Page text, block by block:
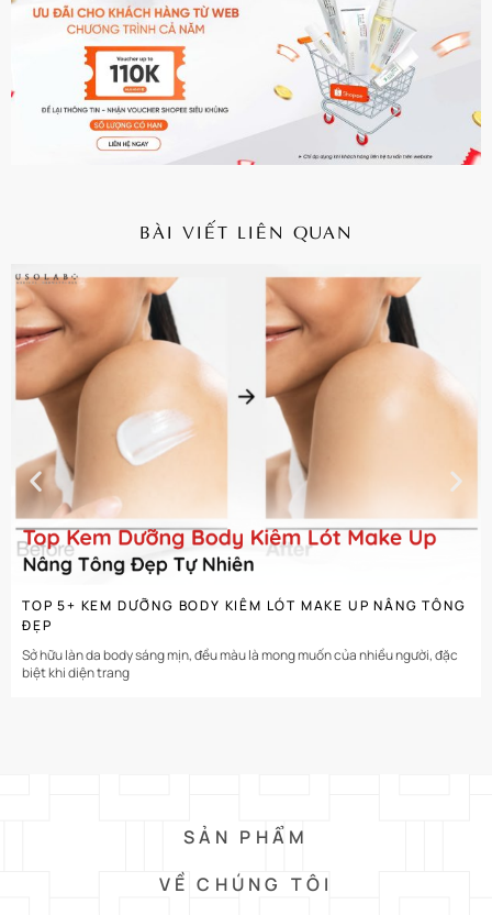
BÀI VIẾT LIÊN QUAN
TOP 5+ KEM DƯỠNG BODY KIÊM LÓT MAKE UP NÂNG TÔNG
ĐẸP
Sở hữu làn da body sáng mịn, đều màu là mong muốn của nhiều người, đặc
biệt khi diện trang
SẢN PHẨM
VỀ CHÚNG TÔI